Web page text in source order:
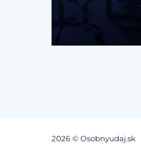
2026 © Osobnyudaj.sk